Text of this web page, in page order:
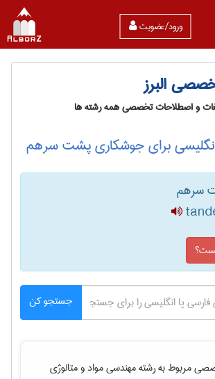
ورود/عضویت
البرز
و اصطلاحات تخصصی همه رشته ها
برای جوشکاری پشت سرهم
سرهم
جستجو کن
مربوط به رشتهمهندسی مواد و متالوژی